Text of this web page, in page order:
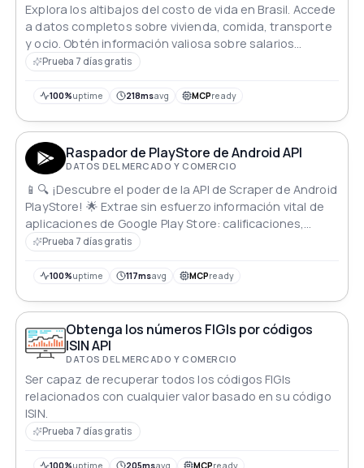
Explora los altibajos del costo de vida en Brasil. Accede
a datos completos sobre vivienda, comida, transporte
y ocio. Obtén información valiosa sobre salarios
promedio y poder adquisitivo, lo que te permitirá tomar
Prueba 7 días gratis
100%uptime 218msavg MCPready
Raspador de PlayStore de Android API
DATOS DEL MERCADO Y COMERCIO
📱🔍 ¡Descubre el poder de la API de Scraper de Android
PlayStore! 🌟 Extrae sin esfuerzo información vital de
aplicaciones de Google Play Store: calificaciones,
reseñas, precios y más, para impulsar tu investigación
Sumérgete en valiosos metadatos, empoderando tu
datos. ¡Desata el potencial de tu aplicación! 💼💡
Prueba 7 días gratis
100%uptime 117msavg MCPready
Obtenga los números FIGIs por códigos
ISIN API
DATOS DEL MERCADO Y COMERCIO
Ser capaz de recuperar todos los códigos FIGIs
relacionados con cualquier valor basado en su código
ISIN.
Prueba 7 días gratis